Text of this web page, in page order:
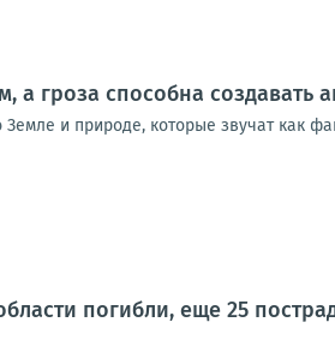
а гроза способна
и природе, которые звучат как
погибли, еще 25